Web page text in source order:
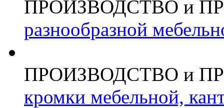
ПРОИЗВОДСТВО и
разнообразной
ПРОИЗВОДСТВО и
кромки мебельной,